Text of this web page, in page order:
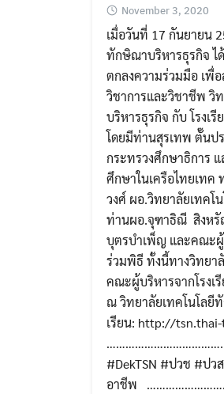
November 3, 2020
เมื่อวันที่ 17 กันยายน
ทักษิณาบริหารธุรกิจ
ตกลงความร่วมมือ เพื่
วิชาการและวิชาชีพ วิ
บริหารธุรกิจ กับ โรงเ
โดยมีท่านสุรเทพ ตั๊นป
กระทรวงศึกษาธิการ
ศึกษาในเครือไทยเท
วงศ์ ผอ.วิทยาลัยเทคโ
ท่านผอ.จุฑาธิณี สิงหรั
บุตรบำเพ็ญ และคณะผู้
ร่วมพิธี ทั้งนี้ทางวิทยา
คณะผู้บริหารจากโรงเ
ณ วิทยาลัยเทคโนโลยี
เรียน: http://
……………………………….
#DekTSN #ปวช #ปว
อาชีพ